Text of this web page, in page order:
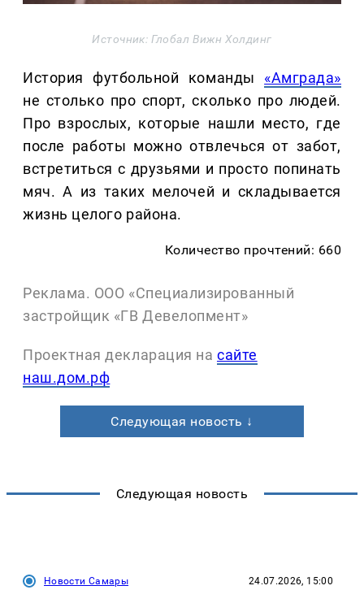
Источник: Глобал Вижн Холдинг
История футбольной команды «Амграда»
не столько про спорт, сколько про людей.
Про взрослых, которые нашли место, где
после работы можно отвлечься от забот,
встретиться с друзьями и просто попинать
мяч. А из таких мелочей и складывается
жизнь целого района.
Количество прочтений: 660
Реклама. ООО «Специализированный
застройщик «ГВ Девелопмент»
Проектная декларация на сайте
наш.дом.рф
Следующая новость ↓
Следующая новость
Новости Самары 24.07.2026, 15:00